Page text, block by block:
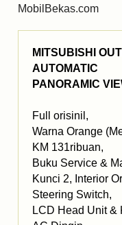
MobilBekas.com
MITSUBISHI
AUTOMATIC
PANORAMIC
Full orisinil,
Warna Orange
KM 131ribuan,
Buku Service &
Kunci 2, Interior
Steering Switch,
LCD Head Unit &